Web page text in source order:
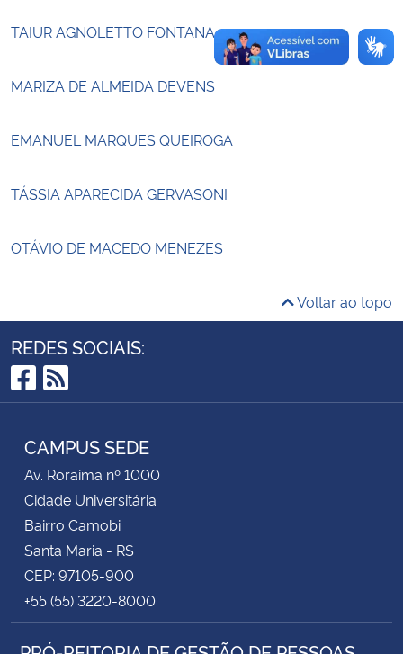
Advocacia-Geral da União
Banco Central do Brasil
TAIUR AGNOLETTO FONTANA
MARIZA DE ALMEIDA DEVENS
EMANUEL MARQUES QUEIROGA
TÁSSIA APARECIDA GERVASONI
OTÁVIO DE MACEDO MENEZES
Voltar ao topo
REDES SOCIAIS:
Facebook
RSS
CAMPUS SEDE
Av. Roraima nº 1000
Cidade Universitária
Bairro Camobi
Santa Maria - RS
CEP: 97105-900
+55 (55) 3220-8000